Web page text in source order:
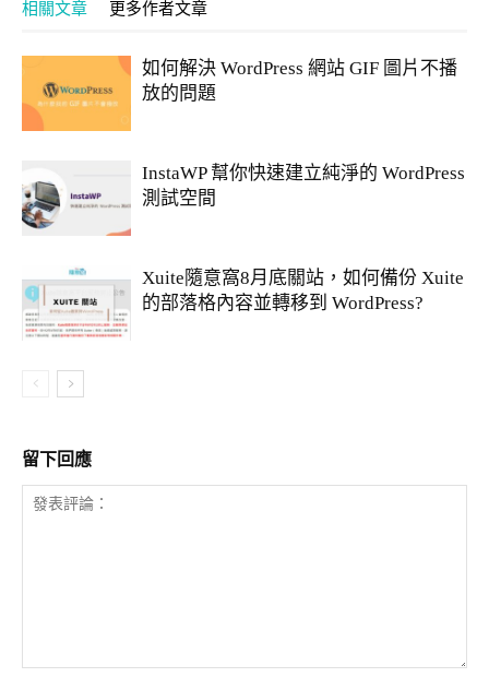
相關文章 更多作者文章
如何解決 WordPress 網站 GIF 圖片不播
放的問題
InstaWP 幫你快速建立純淨的 WordPress
測試空間
Xuite隨意窩8月底關站，如何備份 Xuite
的部落格內容並轉移到 WordPress?
留下回應